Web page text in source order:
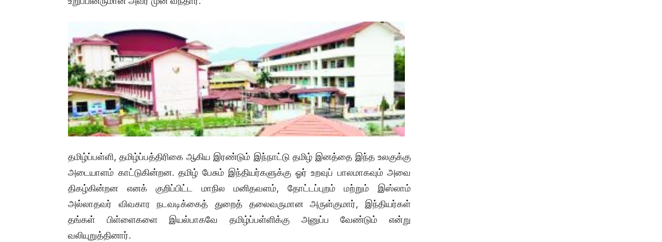
தமிழ்ப்பள்ளி, தமிழ்ப்பத்திரிகை ஆகிய இரண்டும் இந்நாட்டு தமிழ் இனத்தை இந்த உலகுக்கு
அடையாளம் காட்டுகின்றன. தமிழ் பேசும் இந்தியர்களுக்கு ஓர் உறவுப் பாலமாகவும் அவை
திகழ்கின்றன எனக் குறிப்பிட்ட மாநில மனிதவளம், தோட்டப்புறம் மற்றும் இஸ்லாம்
அல்லாதவர் விவகார நடவடிக்கைத் துறைத் தலைவருமான அருள்குமார், இந்தியர்கள்
தங்கள் பிள்ளைகளை இயல்பாகவே தமிழ்ப்பள்ளிக்கு அனுப்ப வேண்டும் என்று
வலியுறுத்தினார்.